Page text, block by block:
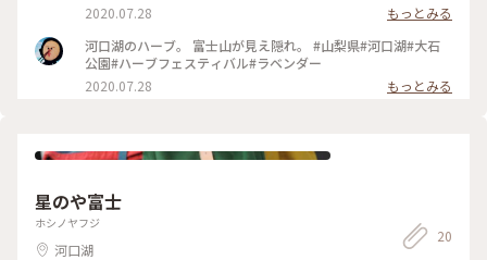
2020.07.28
もっとみる
河口湖のハーブ。 富士山が見え隠れ。 #山梨県#河口湖#大石
公園#ハーブフェスティバル#ラベンダー
2020.07.28
もっとみる
星のや富士
ホシノヤフジ
河口湖
20